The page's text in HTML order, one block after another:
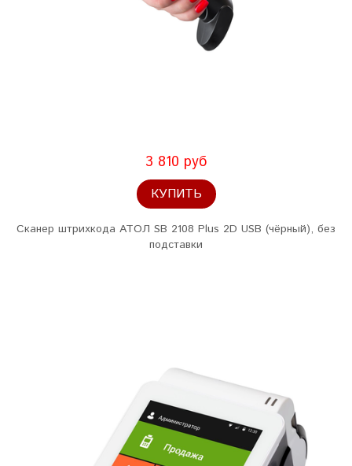
3 810 руб
КУПИТЬ
Сканер штрихкода АТОЛ SB 2108 Plus 2D USB (чёрный), без
подставки